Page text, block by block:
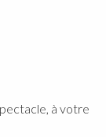
à votre